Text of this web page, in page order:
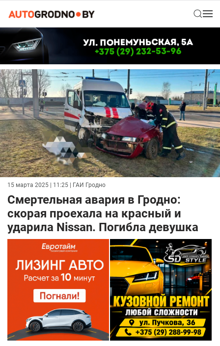
15 марта 2025 | 11:25 | ГАИ Гродно
Смертельная авария в Гродно:
скорая проехала на красный и
ударила Nissan. Погибла девушка